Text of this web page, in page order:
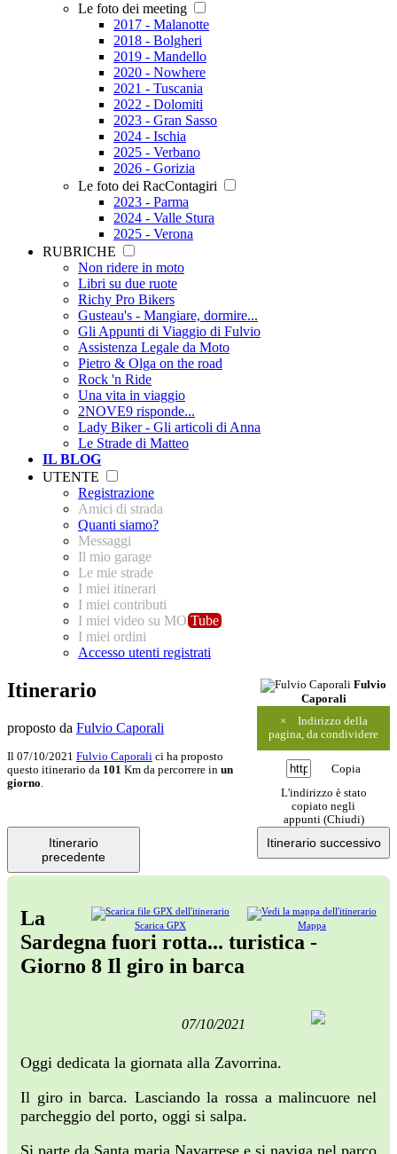
Le foto dei meeting
2017 - Malanotte
2018 - Bolgheri
2019 - Mandello
2020 - Nowhere
2021 - Tuscania
2022 - Dolomiti
2023 - Gran Sasso
2024 - Ischia
2025 - Verbano
2026 - Gorizia
Le foto dei RacContagiri
2023 - Parma
2024 - Valle Stura
2025 - Verona
RUBRICHE
Non ridere in moto
Libri su due ruote
Richy Pro Bikers
Gusteau's - Mangiare, dormire...
Gli Appunti di Viaggio di Fulvio
Assistenza Legale da Moto
Pietro & Olga on the road
Rock 'n Ride
Una vita in viaggio
2NOVE9 risponde...
Lady Biker - Gli articoli di Anna
Le Strade di Matteo
IL BLOG
UTENTE
Registrazione
Amici di strada
Quanti siamo?
Messaggi
Il mio garage
Le mie strade
I miei itinerari
I miei contributi
I miei video su MO Tube
I miei ordini
Accesso utenti registrati
Fulvio
Caporali
×
Indirizzo della
pagina, da condividere
Copia
L'indirizzo è stato
copiato negli
appunti (Chiudi)
Itinerario
proposto da Fulvio Caporali
Il 07/10/2021 Fulvio Caporali ci ha proposto
questo itinerario da 101 Km da percorrere in un
giorno.
Itinerario
precedente
Itinerario successivo
Mappa
Scarica GPX
La
Sardegna fuori rotta... turistica -
Giorno 8 Il giro in barca
07/10/2021
Oggi dedicata la giornata alla Zavorrina.
Il giro in barca. Lasciando la rossa a malincuore nel
parcheggio del porto, oggi si salpa.
Si parte da Santa maria Navarrese e si naviga nel parco